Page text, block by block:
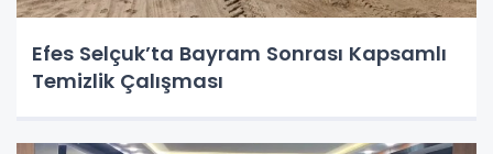
Efes Selçuk’ta Bayram Sonrası Kapsamlı
Temizlik Çalışması